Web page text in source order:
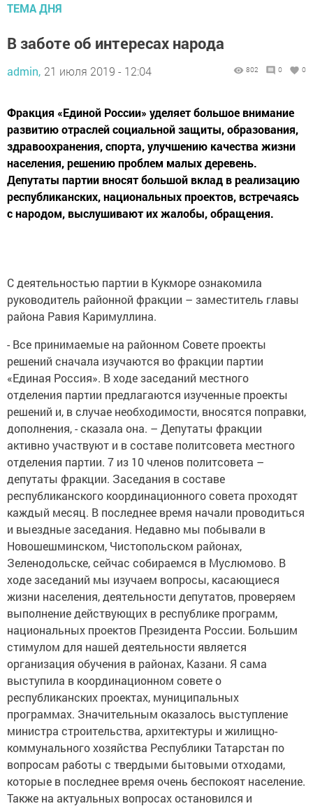
ТЕМА ДНЯ
В заботе об интересах народа
admin, 21 июля 2019 - 12:04 802 0 0
Фракция «Единой России» уделяет большое внимание
развитию отраслей социальной защиты, образования,
здравоохранения, спорта, улучшению качества жизни
населения, решению проблем малых деревень.
Депутаты партии вносят большой вклад в реализацию
республиканских, национальных проектов, встречаясь
с народом, выслушивают их жалобы, обращения.
С деятельностью партии в Кукморе ознакомила
руководитель районной фракции – заместитель главы
района Равия Каримуллина.
- Все принимаемые на районном Совете проекты
решений сначала изучаются во фракции партии
«Единая Россия». В ходе заседаний местного
отделения партии предлагаются изученные проекты
решений и, в случае необходимости, вносятся поправки,
дополнения, - сказала она. – Депутаты фракции
активно участвуют и в составе политсовета местного
отделения партии. 7 из 10 членов политсовета –
депутаты фракции. Заседания в составе
республиканского координационного совета проходят
каждый месяц. В последнее время начали проводиться
и выездные заседания. Недавно мы побывали в
Новошешминском, Чистопольском районах,
Зеленодольске, сейчас собираемся в Муслюмово. В
ходе заседаний мы изучаем вопросы, касающиеся
жизни населения, деятельности депутатов, проверяем
выполнение действующих в республике программ,
национальных проектов Президента России. Большим
стимулом для нашей деятельности является
организация обучения в районах, Казани. Я сама
выступила в координационном совете о
республиканских проектах, муниципальных
программах. Значительным оказалось выступление
министра строительства, архитектуры и жилищно-
коммунального хозяйства Республики Татарстан по
вопросам работы с твердыми бытовыми отходами,
которые в последнее время очень беспокоят население.
Также на актуальных вопросах остановился и